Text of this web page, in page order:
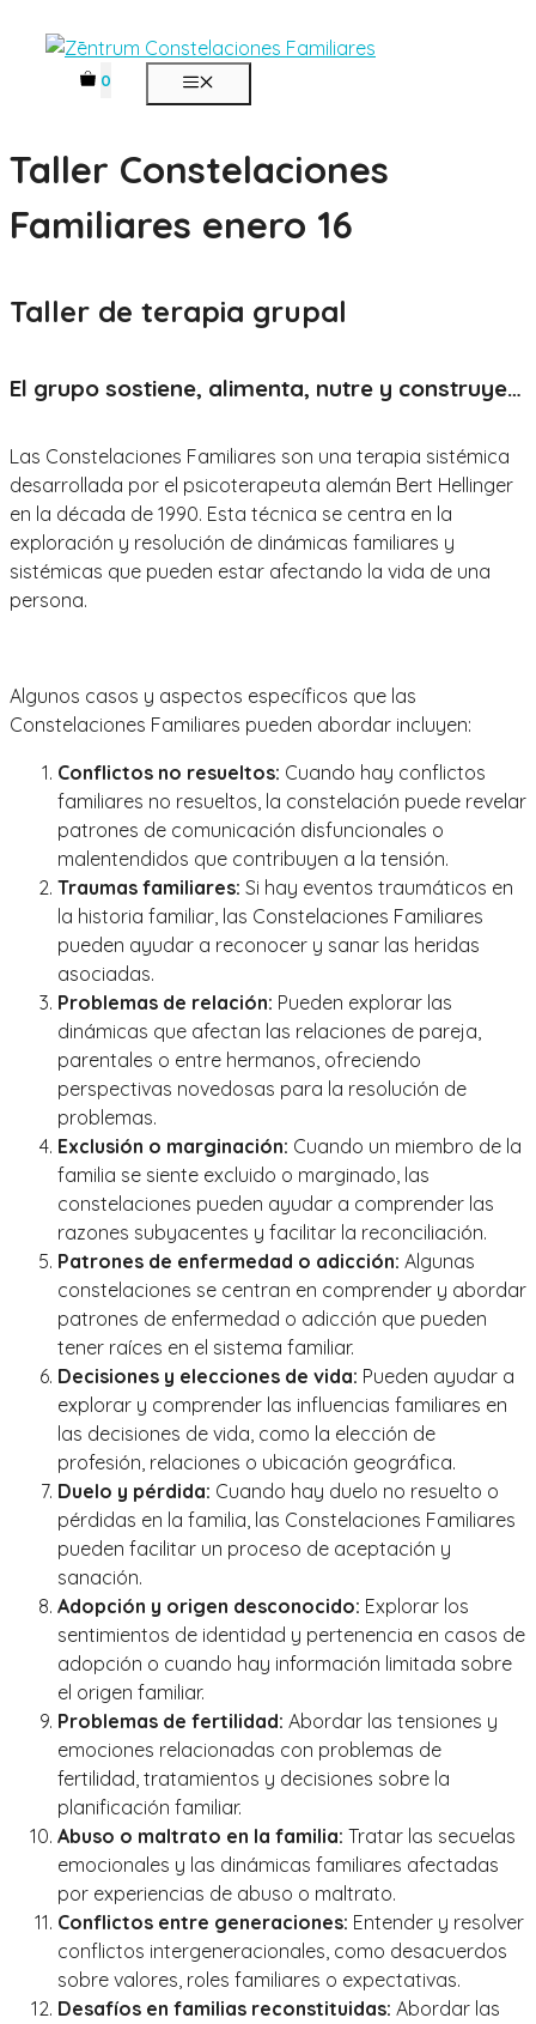
contenido 0
Taller Constelaciones
Familiares enero 16
Taller de terapia grupal
El grupo sostiene, alimenta, nutre y construye…
Las Constelaciones Familiares son una terapia sistémica
desarrollada por el psicoterapeuta alemán Bert Hellinger
en la década de 1990. Esta técnica se centra en la
exploración y resolución de dinámicas familiares y
sistémicas que pueden estar afectando la vida de una
persona.
Algunos casos y aspectos específicos que las
Constelaciones Familiares pueden abordar incluyen:
Conflictos no resueltos: Cuando hay conflictos
familiares no resueltos, la constelación puede revelar
patrones de comunicación disfuncionales o
malentendidos que contribuyen a la tensión.
Traumas familiares: Si hay eventos traumáticos en
la historia familiar, las Constelaciones Familiares
pueden ayudar a reconocer y sanar las heridas
asociadas.
Problemas de relación: Pueden explorar las
dinámicas que afectan las relaciones de pareja,
parentales o entre hermanos, ofreciendo
perspectivas novedosas para la resolución de
problemas.
Exclusión o marginación: Cuando un miembro de la
familia se siente excluido o marginado, las
constelaciones pueden ayudar a comprender las
razones subyacentes y facilitar la reconciliación.
Patrones de enfermedad o adicción: Algunas
constelaciones se centran en comprender y abordar
patrones de enfermedad o adicción que pueden
tener raíces en el sistema familiar.
Decisiones y elecciones de vida: Pueden ayudar a
explorar y comprender las influencias familiares en
las decisiones de vida, como la elección de
profesión, relaciones o ubicación geográfica.
Duelo y pérdida: Cuando hay duelo no resuelto o
pérdidas en la familia, las Constelaciones Familiares
pueden facilitar un proceso de aceptación y
sanación.
Adopción y origen desconocido: Explorar los
sentimientos de identidad y pertenencia en casos de
adopción o cuando hay información limitada sobre
el origen familiar.
Problemas de fertilidad: Abordar las tensiones y
emociones relacionadas con problemas de
fertilidad, tratamientos y decisiones sobre la
planificación familiar.
Abuso o maltrato en la familia: Tratar las secuelas
emocionales y las dinámicas familiares afectadas
por experiencias de abuso o maltrato.
Conflictos entre generaciones: Entender y resolver
conflictos intergeneracionales, como desacuerdos
sobre valores, roles familiares o expectativas.
Desafíos en familias reconstituidas: Abordar las